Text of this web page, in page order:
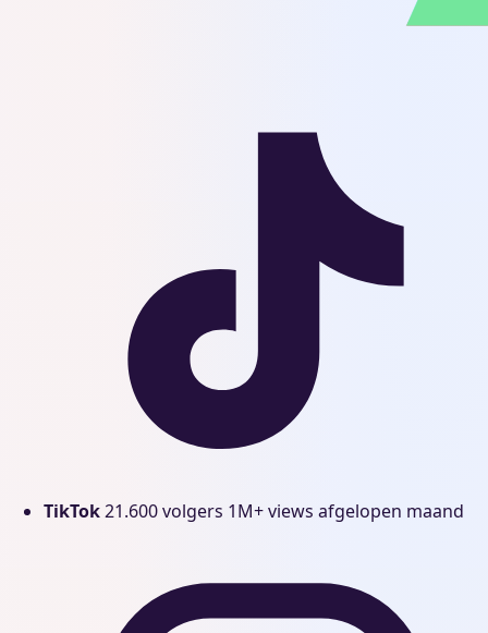
TikTok21.600 volgers 1M+ views afgelopen maand